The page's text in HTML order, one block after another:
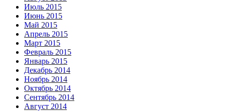
Июль 2015
Июнь 2015
Май 2015
Апрель 2015
Март 2015
Февраль 2015
Январь 2015
Декабрь 2014
Ноябрь 2014
Октябрь 2014
Сентябрь 2014
Август 2014